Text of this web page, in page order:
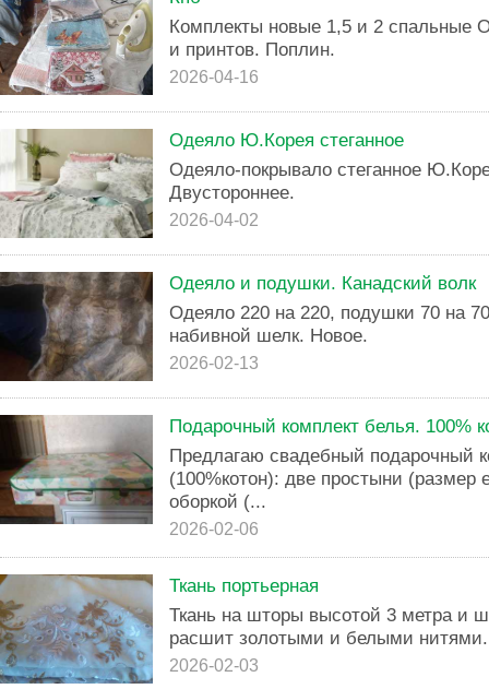
Комплекты новые 1,5 и 2 спальные
и принтов. Поплин.
2026-04-16
Одеяло Ю.Корея стеганное
Одеяло-покрывало стеганное
Двустороннее.
2026-04-02
Одеяло и подушки. Канадский волк
Одеяло 220 на 220, подушки 70 на
набивной шелк. Новое.
2026-02-13
Подарочный комплект белья. 100%
Предлагаю свадебный подарочный
(100%котон): две простыни (размер
оборкой (...
2026-02-06
Ткань портьерная
Ткань на шторы высотой 3 метра и
расшит золотыми и белыми нитями.
2026-02-03